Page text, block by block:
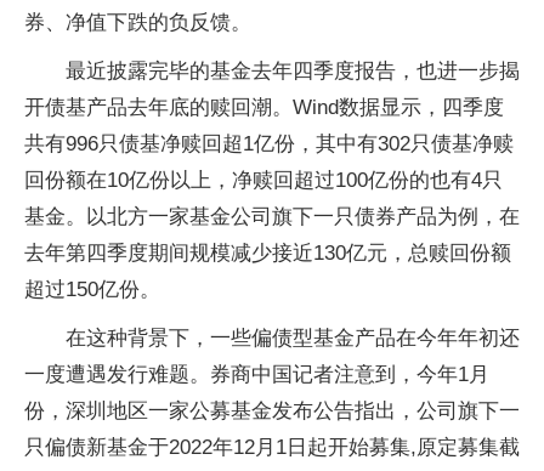
券、净值下跌的负反馈。
最近披露完毕的基金去年四季度报告，也进一步揭
开债基产品去年底的赎回潮。Wind数据显示，四季度
共有996只债基净赎回超1亿份，其中有302只债基净赎
回份额在10亿份以上，净赎回超过100亿份的也有4只
基金。以北方一家基金公司旗下一只债券产品为例，在
去年第四季度期间规模减少接近130亿元，总赎回份额
超过150亿份。
在这种背景下，一些偏债型基金产品在今年年初还
一度遭遇发行难题。券商中国记者注意到，今年1月
份，深圳地区一家公募基金发布公告指出，公司旗下一
只偏债新基金于2022年12月1日起开始募集,原定募集截